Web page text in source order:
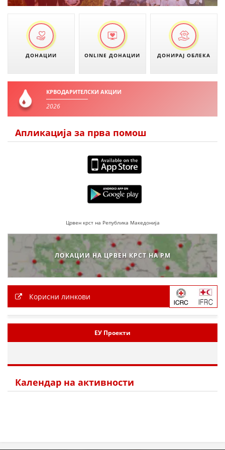
ДЕЈСТВУВАЊЕ
ЕДУКАТИВНО ИНФОРМАТИВНИ МАТЕРИЈАЛИ
ПРЕЗЕНТАЦИИ
ДОНАЦИИ ONLINE ДОНАЦИИ ДОНИРАЈ ОБЛЕКА
КРВОДАРИТЕЛСКИ АКЦИИ
2026
Апликација за прва помош
Црвен крст на Република Македонија
ЛОКАЦИИ НА ЦРВЕН КРСТ НА РМ
Корисни линкови
ЕУ Проекти
Календар на активности